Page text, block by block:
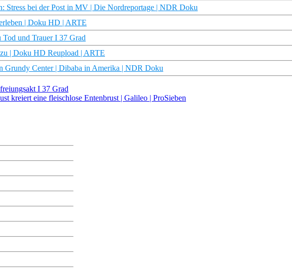
Stress bei der Post in MV | Die Nordreportage | NDR Doku
| Doku HD | ARTE
Tod und Trauer I 37 Grad
| Doku HD Reupload | ARTE
Grundy Center | Dibaba in Amerika | NDR Doku
I 37 Grad
kreiert eine fleischlose Entenbrust | Galileo | ProSieben